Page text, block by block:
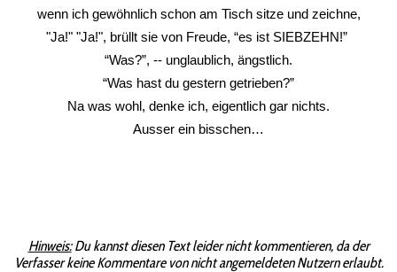
wenn ich gewöhnlich schon am Tisch sitze und zeichne,
"Ja!" "Ja!", brüllt sie von Freude, “es ist SIEBZEHN!”
“Was?”, -- unglaublich, ängstlich.
“Was hast du gestern getrieben?”
Na was wohl, denke ich, eigentlich gar nichts.
Ausser ein bisschen…
Hinweis:Du kannst diesen Text leider nicht kommentieren, da der
Verfasser keine Kommentare von nicht angemeldeten Nutzern erlaubt.